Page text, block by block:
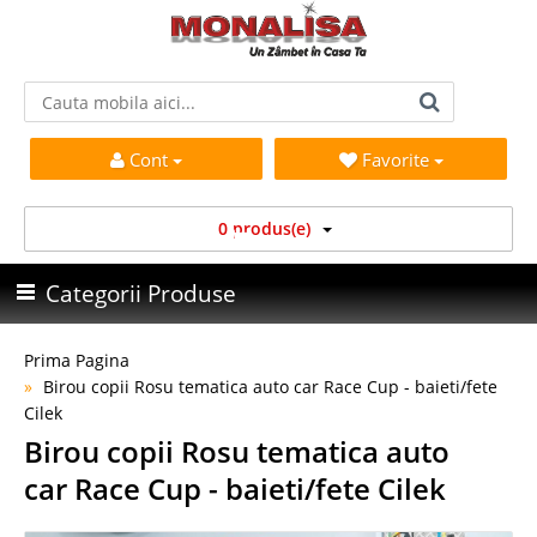
Cont Favorite
0 produs(e)
Categorii Produse
Prima Pagina
Birou copii Rosu tematica auto car Race Cup - baieti/fete
Cilek
Birou copii Rosu tematica auto
car Race Cup - baieti/fete Cilek